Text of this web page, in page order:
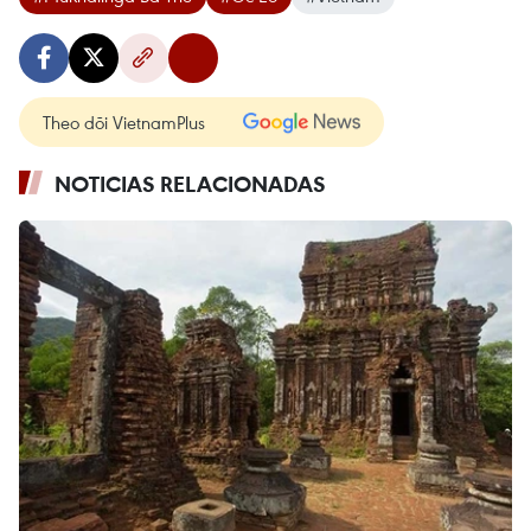
Theo dõi VietnamPlus
NOTICIAS RELACIONADAS